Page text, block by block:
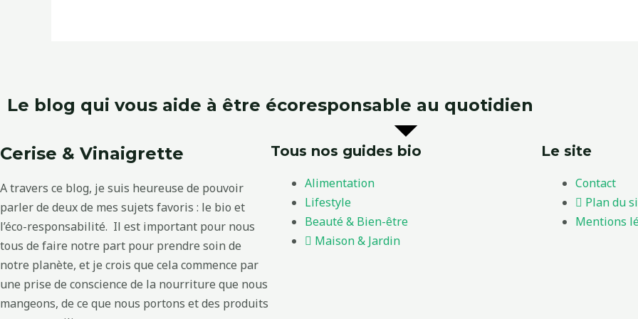
Le blog qui vous aide à être écoresponsable au quotidien
Cerise & Vinaigrette
A travers ce blog, je suis heureuse de pouvoir
parler de deux de mes sujets favoris : le bio et
l’éco-responsabilité. Il est important pour nous
tous de faire notre part pour prendre soin de
notre planète, et je crois que cela commence par
une prise de conscience de la nourriture que nous
mangeons, de ce que nous portons et des produits
Tous nos guides bio
Alimentation
Lifestyle
Beauté & Bien-être
Maison & Jardin
Le site
Contact
Plan du
Mentions